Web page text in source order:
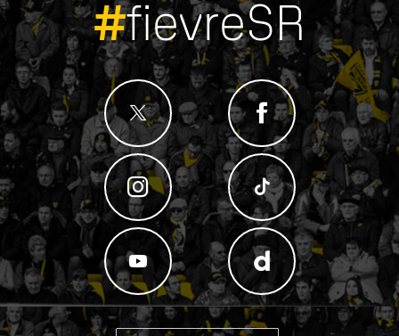
#fievreSR